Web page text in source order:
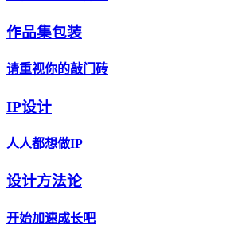
作品集包装
请重视你的敲门砖
IP设计
人人都想做IP
设计方法论
开始加速成长吧